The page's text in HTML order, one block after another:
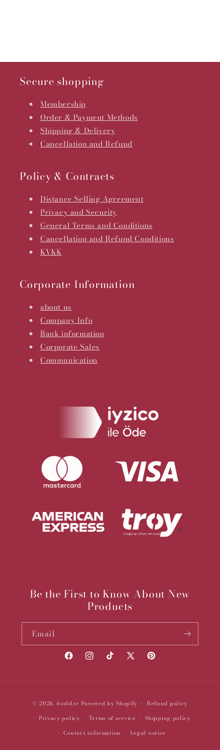
Secure shopping
Membership
Order & Payment Methods
Shipping & Delivery
Cancellation and Refund
Policy & Contracts
Distance Selling Agreement
Privacy and Security
General Terms and Conditions
Cancellation and Refund Conditions
KVKK
Corporate Information
about us
Company Info
Bank information
Corporate Sales
Communication
Be the First to Know About New
Products
Email
FacebookInstagramTikTokX
Pinterest
methods
© 2026, itsold.tr Powered by Shopify
Refund policy
Privacy policy
Terms of service
Shipping policy
Contact information
Legal notice